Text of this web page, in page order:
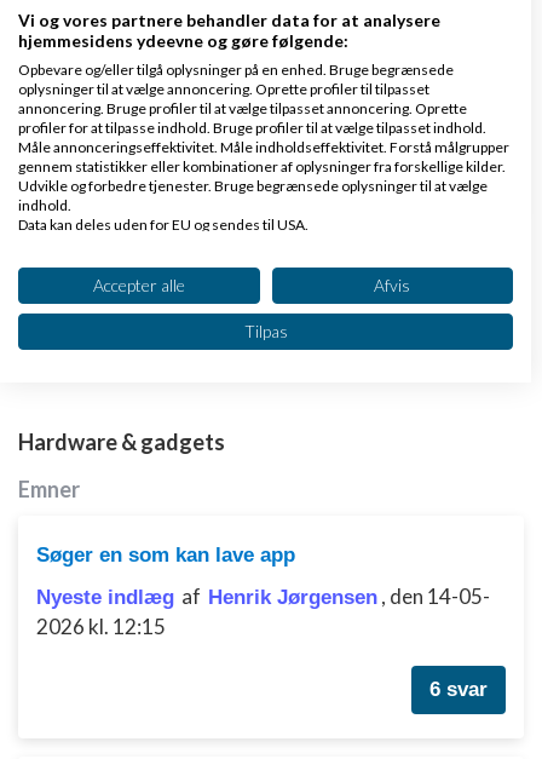
Som en basis så er der ca for 1500kr aluminium for
en sådan del, og du kan sikkert få det lavet til ca
5000kr i ALU
Svar
Side 1 ud af 1 (5 indlæg)
Hardware & gadgets
Emner
Søger en som kan lave app
Nyeste indlæg af Henrik Jørgensen , den 14-05-
2026 kl. 12:15
6 svar
Vi og vores partnere behandler data for at analysere
hjemmesidens ydeevne og gøre følgende:
Opbevare og/eller tilgå oplysninger på en enhed. Bruge begrænsede
oplysninger til at vælge annoncering. Oprette profiler til tilpasset
annoncering. Bruge profiler til at vælge tilpasset annoncering. Oprette
profiler for at tilpasse indhold. Bruge profiler til at vælge tilpasset indhold.
Måle annonceringseffektivitet. Måle indholdseffektivitet. Forstå målgrupper
gennem statistikker eller kombinationer af oplysninger fra forskellige kilder.
Udvikle og forbedre tjenester. Bruge begrænsede oplysninger til at vælge
indhold.
Data kan deles uden for EU og sendes til USA.
Se partnerliste (2 IAB-leverandører)
Vi bruger dine data til følgende formål:
IAB's behandlingsformål:
Bruge begrænsede oplysninger til at vælge
Bruge profiler til at vælge tilpasset
annoncering
Accepter alle Afvis
Tilpas